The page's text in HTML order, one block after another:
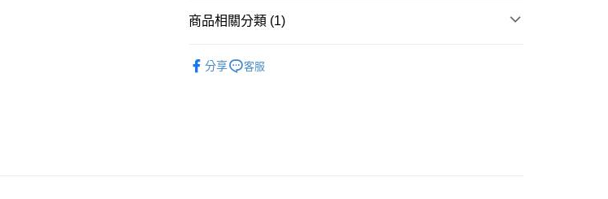
付客戶支援中心」https://netprotections.freshdesk.com/support/home
１．透過由恩沛科技股份有限公司提供之「AFTEE先享後付」服務完成之
交易，需依本服務之必要範圍內提供個人資料，並將交易相關給付款項請
每筆NT$80，滿NT$500(含以上)免運費
每筆NT$80，滿NT$500(含以上)免運費
商品相關分類 (1)
分享
客服